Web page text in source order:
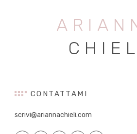
CONTATTAMI
scrivi@ariannachieli.com